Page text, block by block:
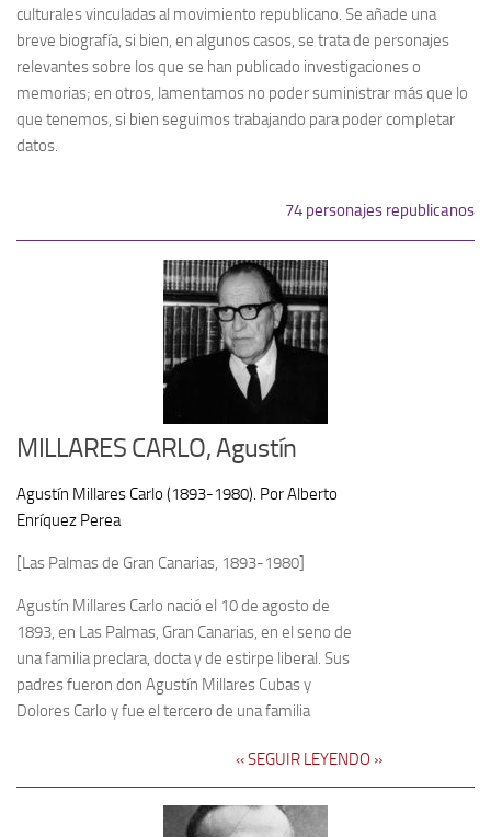
Izquierda Republicana. Galicia
Textos esenciales del republicanismo
Archivo histórico
Archivo
Artículos sobre Manuel Azaña
Ochenta años sin Manuel Azaña
Catálogo Hemeroteca
Fondo Mario J. Bonilla
Biblioteca-Novedades
Publicaciones destacadas de nuestra hemeroteca
Noticias
Tienda
culturales vinculadas al movimiento republicano. Se añade una
breve biografía, si bien, en algunos casos, se trata de personajes
relevantes sobre los que se han publicado investigaciones o
memorias; en otros, lamentamos no poder suministrar más que lo
que tenemos, si bien seguimos trabajando para poder completar
datos.
74 personajes republicanos
MILLARES CARLO, Agustín
Agustín Millares Carlo (1893-1980). Por Alberto
Enríquez Perea
[Las Palmas de Gran Canarias, 1893-1980]
Agustín Millares Carlo nació el 10 de agosto de
1893, en Las Palmas, Gran Canarias, en el seno de
una familia preclara, docta y de estirpe liberal. Sus
padres fueron don Agustín Millares Cubas y
Dolores Carlo y fue el tercero de una familia
‹‹ SEGUIR LEYENDO ››